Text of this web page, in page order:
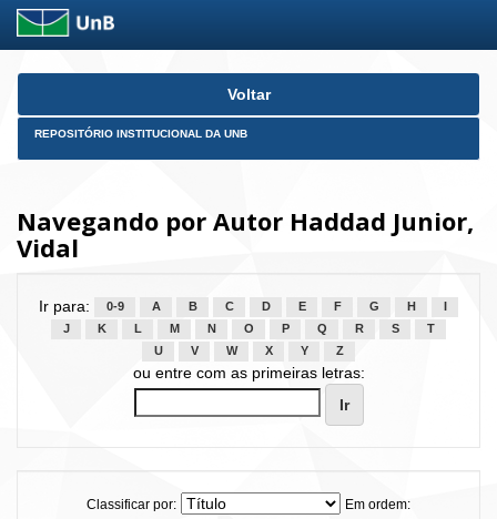
Skip
Voltar
REPOSITÓRIO INSTITUCIONAL DA UNB
Navegando por Autor Haddad Junior,
Vidal
Ir para: 0-9 A B C D E F G H
J
K L M N O P Q R S
T
U
V W X Y Z
ou entre com as primeiras letras:
Classificar por:
Em ordem: